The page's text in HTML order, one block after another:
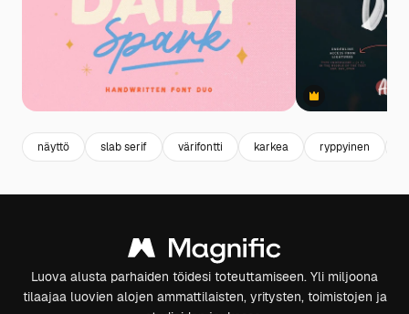
Premium
näyttö slab serif värifontti karkea ryppyinen
Luova alusta parhaiden töidesi toteuttamiseen. Yli miljoona
tilaajaa luovien alojen ammattilaisten, yritysten, toimistojen ja